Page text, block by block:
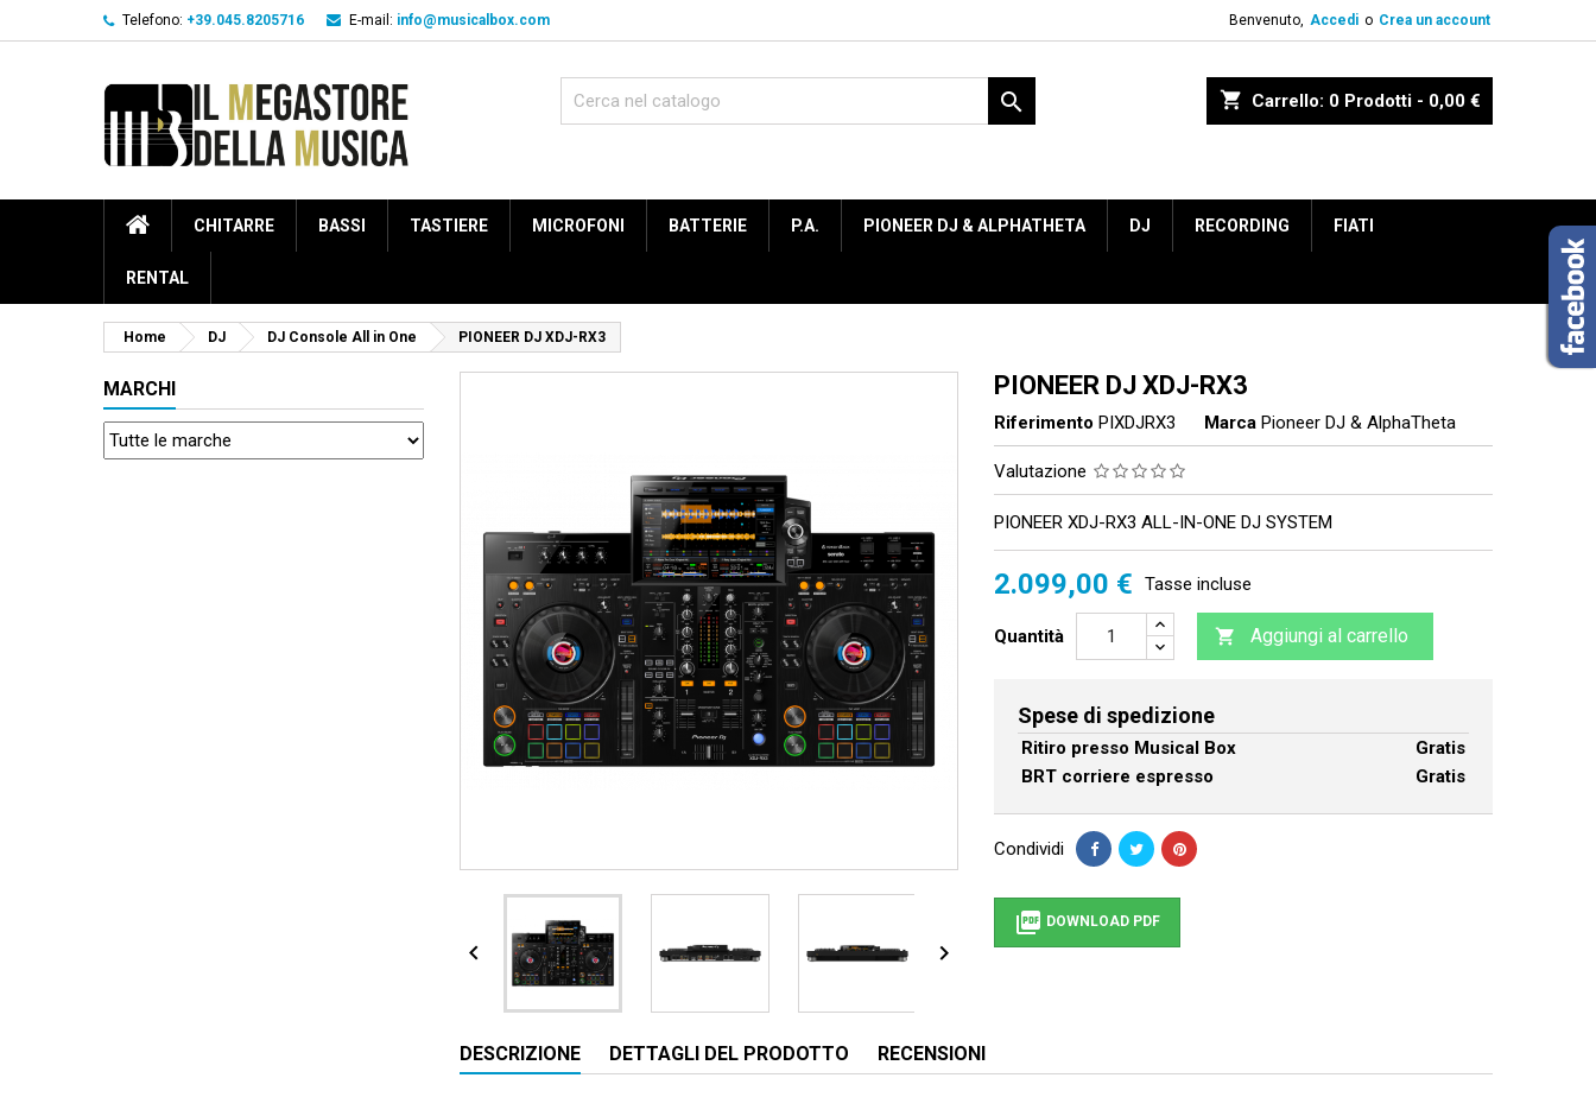
Telefono: +39.045.8205716 E-mail: info@musicalbox.com Benvenuto, Accedi o Crea un account
shopping_cart Carrello: 0 Prodotti - 0,00 €

CHITARRE BASSI TASTIERE MICROFONI BATTERIE P.A. PIONEER DJ & ALPHATHETA DJ RECORDING FIATI
RENTAL
Home DJ DJ Console All in One PIONEER DJ XDJ-RX3
MARCHI
 
PIONEER DJ XDJ-RX3
Riferimento PIXDJRX3 Marca Pioneer DJ & AlphaTheta
Valutazione
PIONEER XDJ-RX3 ALL-IN-ONE DJ SYSTEM
2.099,00 € Tasse incluse
Quantità  Aggiungi al carrello
Spese di spedizione
Ritiro presso Musical Box
Gratis
BRT corriere espresso
Gratis
Condividi
 DOWNLOAD PDF
DESCRIZIONE DETTAGLI DEL PRODOTTO RECENSIONI